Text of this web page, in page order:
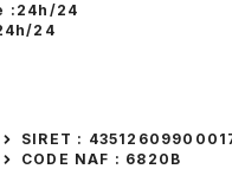
:24h/24
24
SIRET :
CODE NAF : 6820B